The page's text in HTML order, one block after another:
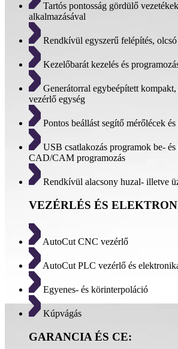
Tartós pontosság gördülő
alkalmazásával
Rendkívül egyszerű felépítés, olcsó
Kezelőbarát kezelés és
Generátorral egybeépített
vezérlő egység
Pontos beállást segítő mérőlécek
USB csatlakozás programok be- és
CAD/CAM programozás
Rendkívül alacsony huzal- illetve
VEZÉRLÉS ÉS
AutoCut CNC vezérlő
AutoCut PLC vezérlő és
Egyenes- és körinterpoláció
Kúpvágás
GARANCIA ÉS CE: